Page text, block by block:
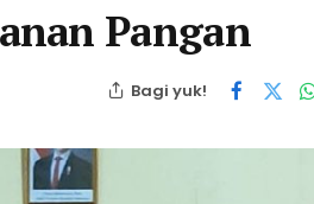
Pangan
Bagi yuk!